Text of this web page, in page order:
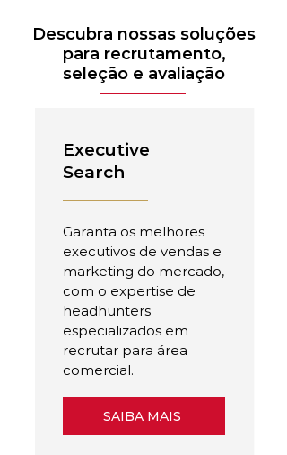
Descubra nossas soluções
para recrutamento,
seleção e avaliação
Executive
Search
Garanta os melhores
executivos de vendas e
marketing do mercado,
com o expertise de
headhunters
especializados em
recrutar para área
comercial.
SAIBA MAIS